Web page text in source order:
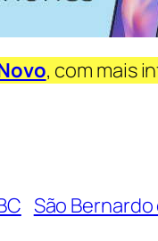
, com mais
São